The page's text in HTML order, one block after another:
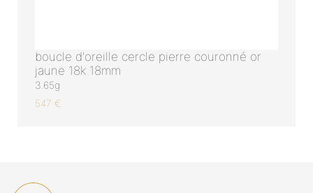
boucle d'oreille cercle pierre couronné or
jaune 18k 18mm
3.65g
547 €